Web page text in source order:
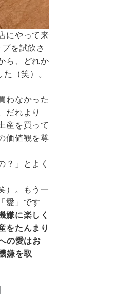
にやって来
を試飲さ
ら、どれか
（笑）。
わなかった
だれより
産を買って
価値観を尊
？」とよく
）。もう一
愛」です
嫌に楽しく
をたんまり
の愛はお
嫌を取